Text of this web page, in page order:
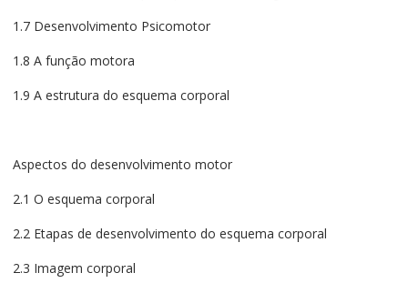
1.7 Desenvolvimento Psicomotor
1.8 A função motora
1.9 A estrutura do esquema corporal
Aspectos do desenvolvimento motor
2.1 O esquema corporal
2.2 Etapas de desenvolvimento do esquema corporal
2.3 Imagem corporal